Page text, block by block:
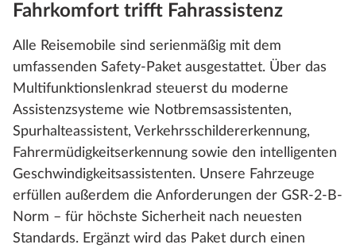
Fahrkomfort trifft Fahrassistenz
Alle Reisemobile sind serienmäßig mit dem
umfassenden Safety-Paket ausgestattet. Über das
Multifunktionslenkrad steuerst du moderne
Assistenzsysteme wie Notbremsassistenten,
Spurhalteassistent, Verkehrsschildererkennung,
Fahrermüdigkeitserkennung sowie den intelligenten
Geschwindigkeitsassistenten. Unsere Fahrzeuge
erfüllen außerdem die Anforderungen der GSR-2-B-
Norm – für höchste Sicherheit nach neuesten
Standards. Ergänzt wird das Paket durch einen